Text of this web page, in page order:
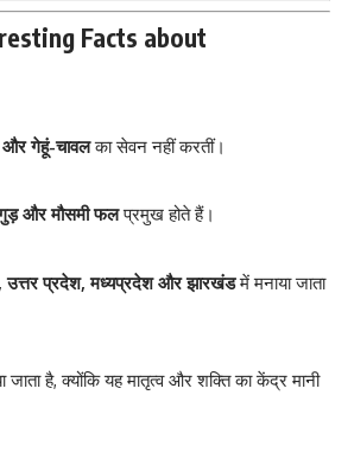
Facts about
और गेहूं-चावलका सेवन नहीं करतीं।
और मौसमी फलप्रमुख होते हैं।
उत्तर प्रदेश, मध्यप्रदेश और झारखंडमें मनाया जाता
है, क्योंकि यह मातृत्व और शक्ति का केंद्र मानी